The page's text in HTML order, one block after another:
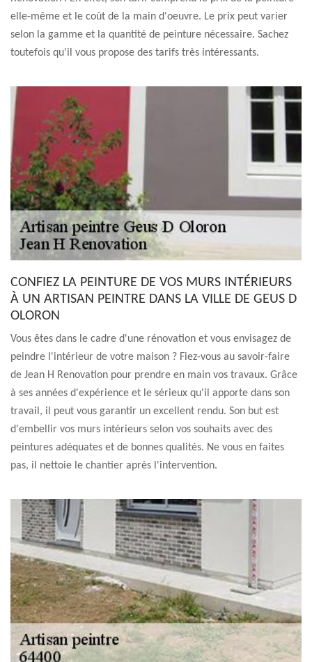
elle-même et le coût de la main d'oeuvre. Le prix peut varier
selon la gamme et la quantité de peinture nécessaire. Sachez
toutefois qu'il vous propose des tarifs très intéressants.
CONFIEZ LA PEINTURE DE VOS MURS INTÉRIEURS
À UN ARTISAN PEINTRE DANS LA VILLE DE GEUS D
OLORON
Vous êtes dans le cadre d'une rénovation et vous envisagez de
peindre l'intérieur de votre maison ? Fiez-vous au savoir-faire
de Jean H Renovation pour prendre en main vos travaux. Grâce
à ses années d'expérience et le sérieux qu'il apporte dans son
travail, il peut vous garantir un excellent rendu. Son but est
d'embellir vos murs intérieurs selon vos souhaits avec des
peintures adéquates et de bonnes qualités. Ne vous en faites
pas, il nettoie le chantier après l'intervention.